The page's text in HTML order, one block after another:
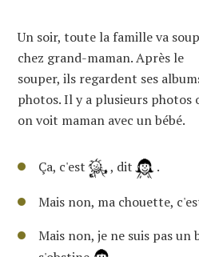
Un soir, toute la famille va
chez grand-maman. Après le
souper, ils regardent ses
photos. Il y a plusieurs photos
on voit maman avec un bébé.
Ça, c'est , dit
.
Mais non, ma chouette,
Mais non, je ne suis pas un